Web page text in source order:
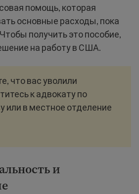
помощь, которая
основные расходы, пока
получить это пособие,
на работу в США.
что вас уволили
к адвокату по
или в местное отделение
и